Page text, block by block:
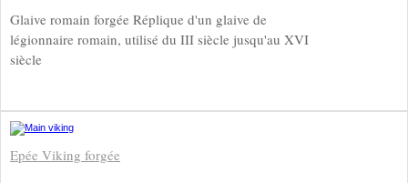
Glaive romain forgée Réplique d'un glaive de
légionnaire romain, utilisé du III siècle jusqu'au XVI
siècle
Epée Viking forgée